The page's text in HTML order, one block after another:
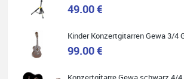
Quelle: Google-Rezension
49.00 €
99.00 €